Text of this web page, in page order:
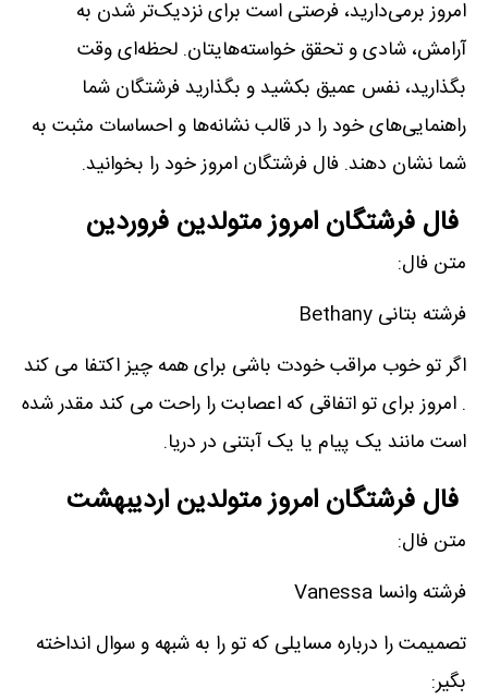
امروز برمی‌دارید، فرصتی است برای نزدیک‌تر شدن به
آرامش، شادی و تحقق خواسته‌هایتان. لحظه‌ای وقت
بگذارید، نفس عمیق بکشید و بگذارید فرشتگان شما
راهنمایی‌های خود را در قالب نشانه‌ها و احساسات مثبت به
شما نشان دهند. فال فرشتگان امروز خود را بخوانید.
فال فرشتگان امروز متولدین فروردین
متن فال:
فرشته بتانی Bethany
اگر تو خوب مراقب خودت باشی برای همه چیز اکتفا می کند
. امروز برای تو اتفاقی که اعصابت را راحت می کند مقدر شده
است مانند یک پیام یا یک آبتنی در دریا.
فال فرشتگان امروز متولدین اردیبهشت
متن فال:
فرشته وانسا Vanessa
تصمیمت را درباره مسایلی که تو را به شبهه و سوال انداخته
بگیر: